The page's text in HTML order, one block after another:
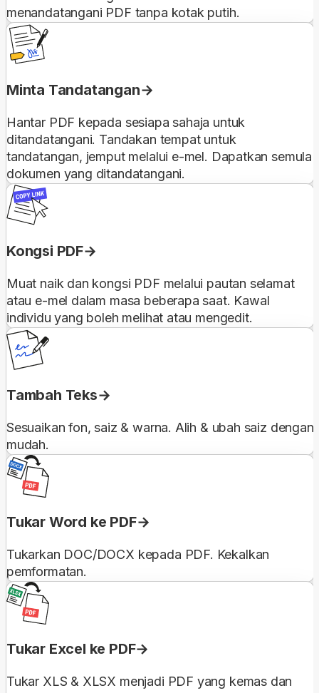
menandatangani PDF tanpa kotak putih.
Minta Tandatangan
Hantar PDF kepada sesiapa sahaja untuk
ditandatangani. Tandakan tempat untuk
tandatangan, jemput melalui e-mel. Dapatkan semula
dokumen yang ditandatangani.
Kongsi PDF
Muat naik dan kongsi PDF melalui pautan selamat
atau e-mel dalam masa beberapa saat. Kawal
individu yang boleh melihat atau mengedit.
Tambah Teks
Sesuaikan fon, saiz & warna. Alih & ubah saiz dengan
mudah.
Tukar Word ke PDF
Tukarkan DOC/DOCX kepada PDF. Kekalkan
pemformatan.
Tukar Excel ke PDF
Tukar XLS & XLSX menjadi PDF yang kemas dan